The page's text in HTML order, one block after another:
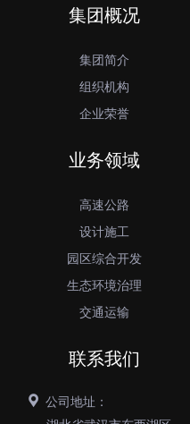
集团概况
集团简介
组织机构
企业荣誉
业务领域
高速公路
设计施工
园区综合开发
生态环境治理
交通运输
联系我们
公司地址：